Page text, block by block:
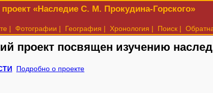
«Наследие С. М. Прокудина-Горского»
| Фотографии | География | Хронология | Поиск |
проект посвящен изучению
Подробно о проекте